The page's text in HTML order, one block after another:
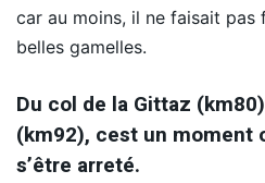
car au moins, il ne faisait
belles gamelles.
Du col de la Gittaz
(km92), cest un moment
s’être arreté.